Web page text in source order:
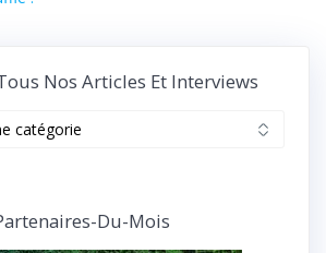
Nos Articles Et Interviews
interviews
Du-Mois